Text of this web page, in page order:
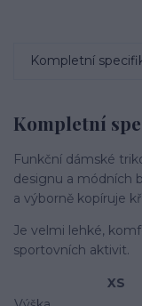
Kompletní
Kompletní
Funkční dámské
designu a módních
a výborně kopíruje
Je velmi lehké,
sportovních aktivit.
XS